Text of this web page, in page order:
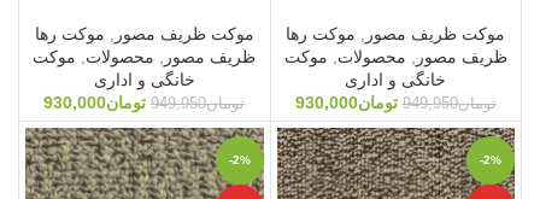
موکت ظریف مصور
موکت رها
ظریف مصور
محصولات
موکت
خانگی و اداری
تومان949,950 تومان930,000
موکت ظریف مصور
موکت رها
ظریف مصور
محصولات
موکت
خانگی و اداری
تومان949,950 تومان930,000
-2%
-2%